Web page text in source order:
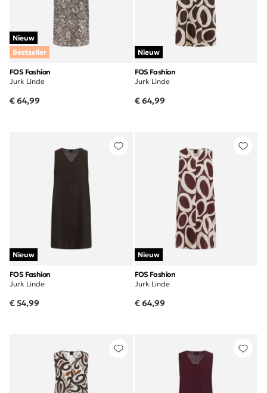
Nieuw
Bestseller
FOS Fashion
Jurk Linde
€ 64,99
Nieuw
FOS Fashion
Jurk Linde
€ 64,99
Nieuw
FOS Fashion
Jurk Linde
€ 54,99
Nieuw
FOS Fashion
Jurk Linde
€ 64,99